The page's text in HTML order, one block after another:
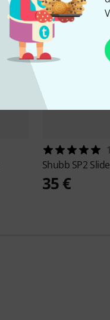
Shubb SP2 Slide
35 €